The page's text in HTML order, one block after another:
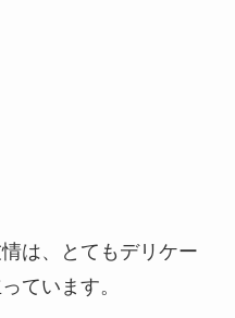
は、とてもデリケー
ています。